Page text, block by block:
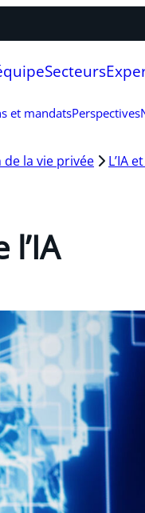
Secteurs
et mandatsPerspectives
la vie privée
L’IA